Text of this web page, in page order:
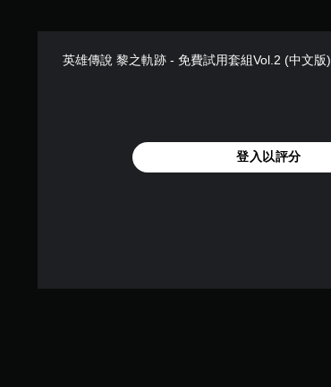
英雄傳說 黎之軌跡 - 免費試用套組Vol.2 (中文版)
登入以評分